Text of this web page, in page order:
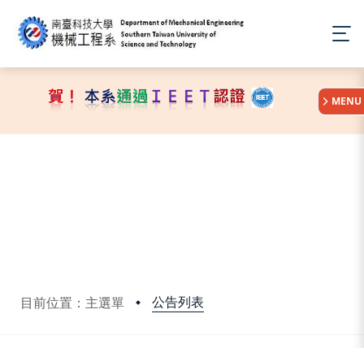
目前位置：主選單 公告列表
:::
MENU